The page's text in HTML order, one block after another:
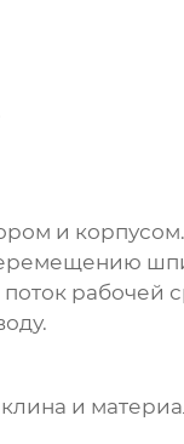
и корпусом.
рабочей
и